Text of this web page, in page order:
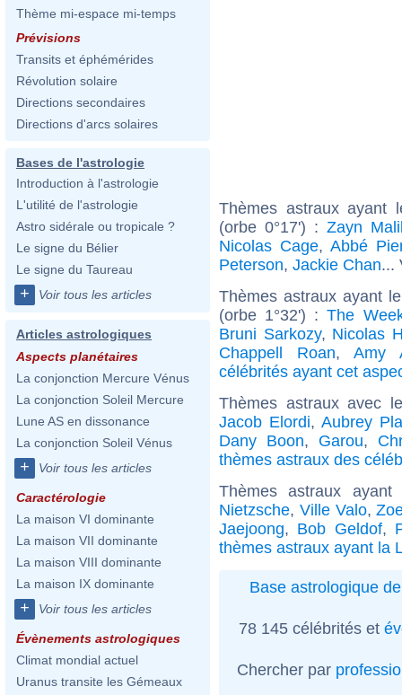
Thème mi-espace mi-temps
Prévisions
Transits et éphémérides
Révolution solaire
Directions secondaires
Directions d'arcs solaires
Bases de l'astrologie
Introduction à l'astrologie
L'utilité de l'astrologie
Astro sidérale ou tropicale ?
Le signe du Bélier
Le signe du Taureau
+ Voir tous les articles
Articles astrologiques
Aspects planétaires
La conjonction Mercure Vénus
La conjonction Soleil Mercure
Lune AS en dissonance
La conjonction Soleil Vénus
+ Voir tous les articles
Caractérologie
La maison VI dominante
La maison VII dominante
La maison VIII dominante
La maison IX dominante
+ Voir tous les articles
Évènements astrologiques
Climat mondial actuel
Uranus transite les Gémeaux
Thèmes astraux ayant
(orbe 0°17') : Zayn
Nicolas Cage, Abbé
Peterson, Jackie Chan...
Thèmes astraux ayant
(orbe 1°32') :The
Bruni Sarkozy, Nicolas
Chappell Roan, Amy
célébrités ayant cet
Thèmes astraux avec
Jacob Elordi,Aubrey
Dany Boon, Garou,
thèmes astraux des
Thèmes astraux
Nietzsche, Ville Valo,
Jaejoong, Bob Geldof,
thèmes astraux ayant la
Base astrologique
78 145 célébrités et
Chercher par